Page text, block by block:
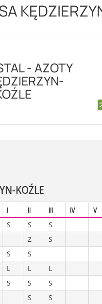
- AZOTY
KOŹLE
I II III IV V
S S S
Z S
S S
L L L
S S S
S S